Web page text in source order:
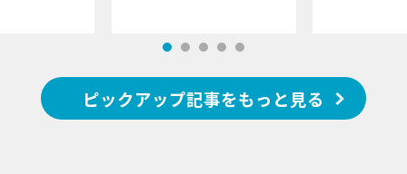
ピックアップ記事をもっと見る